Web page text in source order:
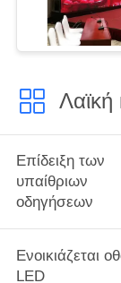
Λαϊκή
Επίδειξη των
υπαίθριων
οδηγήσεων
Ενοικιάζεται
LED